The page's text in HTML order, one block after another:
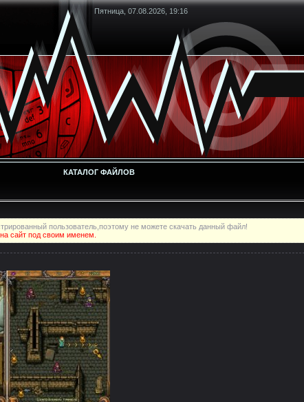
Пятница, 07.08.2026, 19:16
КАТАЛОГ ФАЙЛОВ
пользователь,поэтому не можете скачать данный файл!
сайт под своим именем.